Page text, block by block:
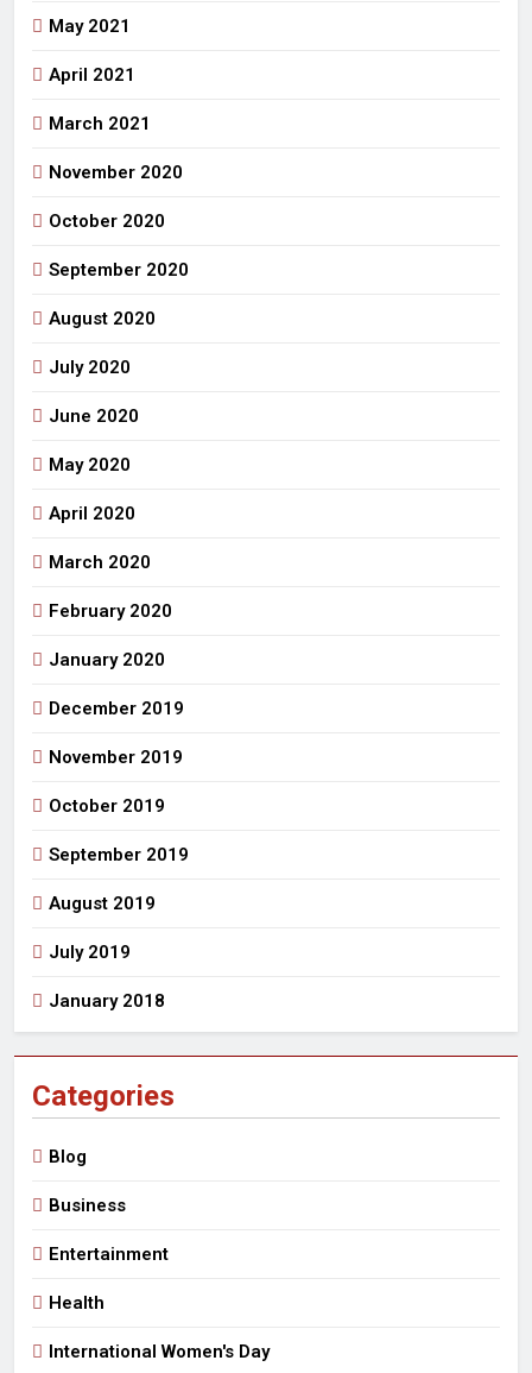
May 2021
April 2021
March 2021
November 2020
October 2020
September 2020
August 2020
July 2020
June 2020
May 2020
April 2020
March 2020
February 2020
January 2020
December 2019
November 2019
October 2019
September 2019
August 2019
July 2019
January 2018
Categories
Blog
Business
Entertainment
Health
International Women's Day